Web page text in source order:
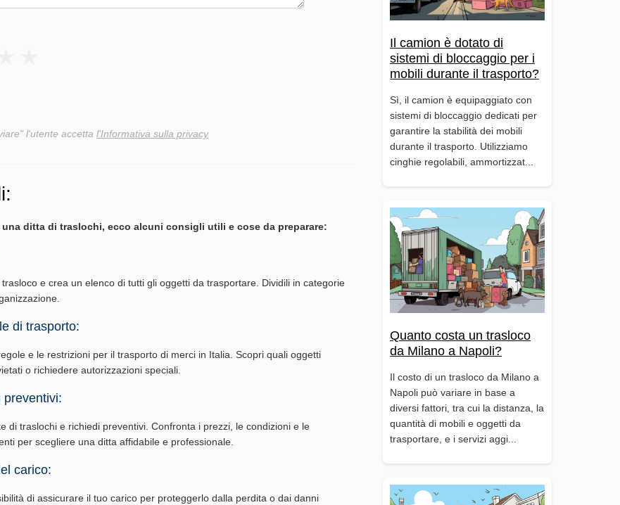
Il camion è dotato di
sistemi di bloccaggio per i
mobili durante il trasporto?
Sì, il camion è equipaggiato con
sistemi di bloccaggio dedicati per
garantire la stabilità dei mobili
durante il trasporto. Utilizziamo
cinghie regolabili, ammortizzat...
Quanto costa un trasloco
da Milano a Napoli?
Il costo di un trasloco da Milano a
Napoli può variare in base a
diversi fattori, tra cui la distanza, la
quantità di mobili e oggetti da
trasportare, e i servizi aggi...
l'utente accetta l'Informativa sulla privacy
una ditta di traslochi, ecco alcuni consigli utili e cose da preparare:
e crea un elenco di tutti gli oggetti da trasportare. Dividili in categorie
di trasporto:
e le restrizioni per il trasporto di merci in Italia. Scopri quali oggetti
o richiedere autorizzazioni speciali.
preventivi:
di traslochi e richiedi preventivi. Confronta i prezzi, le condizioni e le
per scegliere una ditta affidabile e professionale.
carico:
di assicurare il tuo carico per proteggerlo dalla perdita o dai danni